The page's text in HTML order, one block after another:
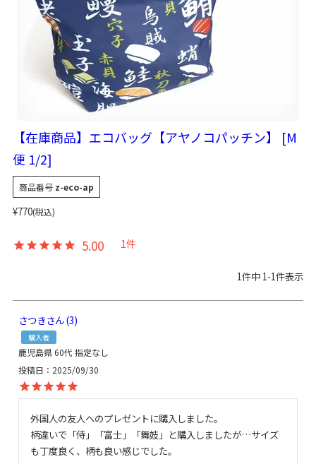
【在庫商品】エコバッグ【アヤノコパッチン】 [M
便 1/2]
商品番号 z-eco-ap
¥770 税込
5.00 1
1件中 1-1件表示
さつき 3
購入者
鹿児島県60代 指定なし
投稿日
2025/09/30
外国人の友人へのプレゼントに購入しました。
柄違いで「侍」「富士」「舞妓」と購入しましたが…サイズ
も丁度良く、柄も良い感じでした。